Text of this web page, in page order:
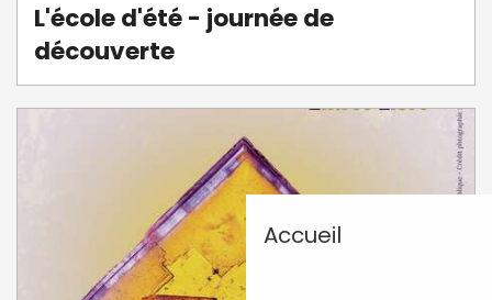
Accueil
L'école d'été - journée de
découverte